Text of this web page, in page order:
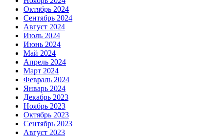
Октябрь 2024
Сентябрь 2024
Август 2024
Июль 2024
Июнь 2024
Май 2024
Апрель 2024
Март 2024
Февраль 2024
Январь 2024
Декабрь 2023
Ноябрь 2023
Октябрь 2023
Сентябрь 2023
Август 2023